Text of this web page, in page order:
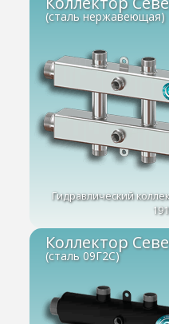
(сталь нержавеющая)
Гидравлический
Коллектор
(сталь 09Г2С)